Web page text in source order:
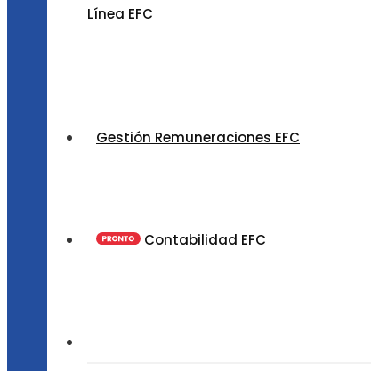
Línea EFC
Gestión Remuneraciones EFC
Contabilidad EFC